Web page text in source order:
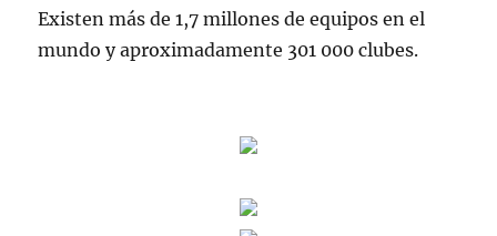
Existen más de 1,7 millones de equipos en el
mundo y aproximadamente 301 000 clubes.